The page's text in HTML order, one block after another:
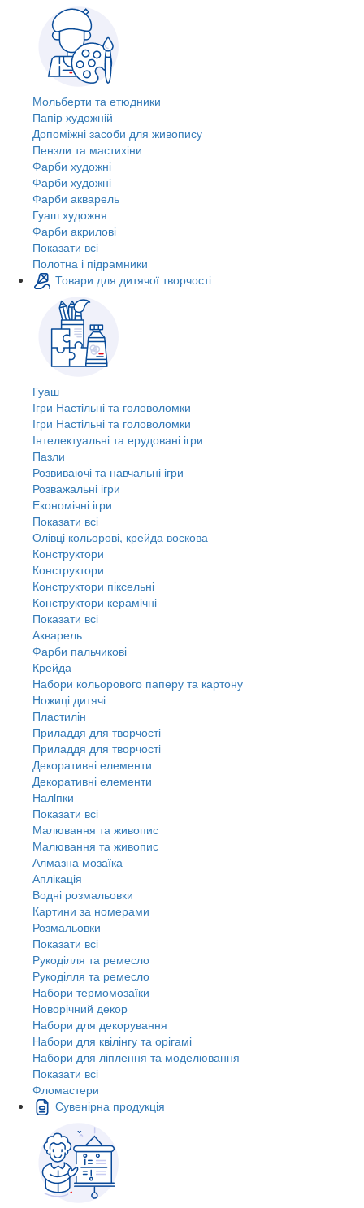
Мольберти та етюдники
Папір художній
Допоміжні засоби для живопису
Пензли та мастихіни
Фарби художні
Фарби художні
Фарби акварель
Гуаш художня
Фарби акрилові
Показати всі
Полотна і підрамники
Товари для дитячої творчості
Гуаш
Ігри Настільні та головоломки
Ігри Настільні та головоломки
Інтелектуальні та ерудовані ігри
Пазли
Розвиваючі та навчальні ігри
Розважальні ігри
Економічні ігри
Показати всі
Олівці кольорові, крейда воскова
Конструктори
Конструктори
Конструктори піксельні
Конструктори керамічні
Показати всі
Акварель
Фарби пальчикові
Крейда
Набори кольорового паперу та картону
Ножиці дитячі
Пластилін
Приладдя для творчості
Приладдя для творчості
Декоративні елементи
Декоративні елементи
Налiпки
Показати всі
Малювання та живопис
Малювання та живопис
Алмазна мозаїка
Аплікація
Водні розмальовки
Картини за номерами
Розмальовки
Показати всі
Рукоділля та ремесло
Рукоділля та ремесло
Набори термомозаїки
Новорічний декор
Набори для декорування
Набори для квілінгу та орігамі
Набори для ліплення та моделювання
Показати всі
Фломастери
Сувенірна продукція